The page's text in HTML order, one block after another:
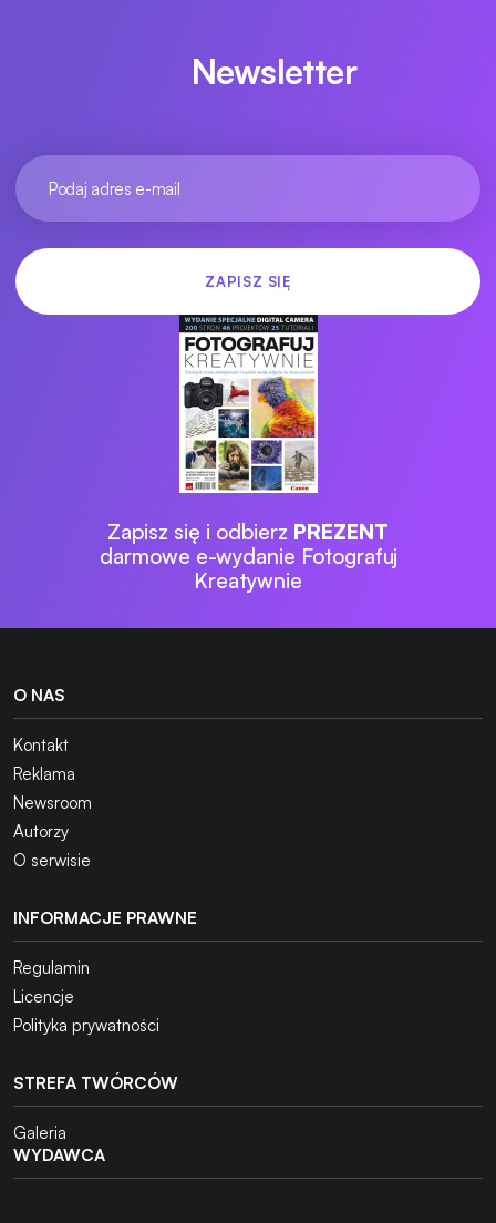
Newsletter
Zapisz się i odbierz PREZENT
darmowe e-wydanie Fotografuj
Kreatywnie
O NAS
Kontakt
Reklama
Newsroom
Autorzy
O serwisie
INFORMACJE PRAWNE
Regulamin
Licencje
Polityka prywatności
STREFA TWÓRCÓW
Galeria
WYDAWCA